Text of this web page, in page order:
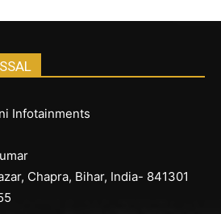
Infotainments
Chapra, Bihar, India- 841301